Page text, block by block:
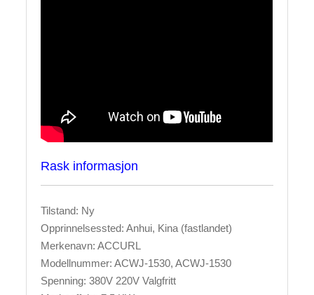
Rask informasjon
Tilstand: Ny
Opprinnelsessted: Anhui, Kina (fastlandet)
Merkenavn: ACCURL
Modellnummer: ACWJ-1530, ACWJ-1530
Spenning: 380V 220V Valgfritt